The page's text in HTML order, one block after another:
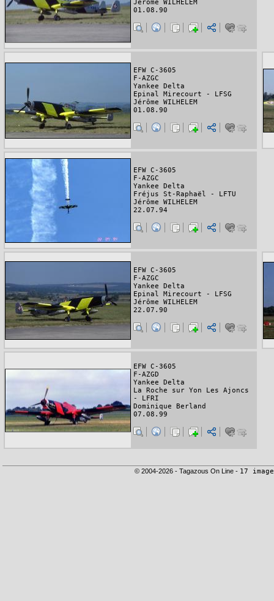
Jérôme WILHELEM
01.08.90
EFW C-3605
F-AZGC
Yankee Delta
Epinal Mirecourt - LFSG
Jérôme WILHELEM
01.08.90
EFW C-3605
F-AZGC
Yankee Delta
Fréjus St-Raphaël - LFTU
Jérôme WILHELEM
22.07.94
EFW C-3605
F-AZGC
Yankee Delta
Epinal Mirecourt - LFSG
Jérôme WILHELEM
22.07.90
EFW C-3605
F-AZGD
Yankee Delta
La Roche sur Yon Les Ajoncs
- LFRI
Dominique Berland
07.08.99
© 2004-2026 - Tagazous On Line - 17